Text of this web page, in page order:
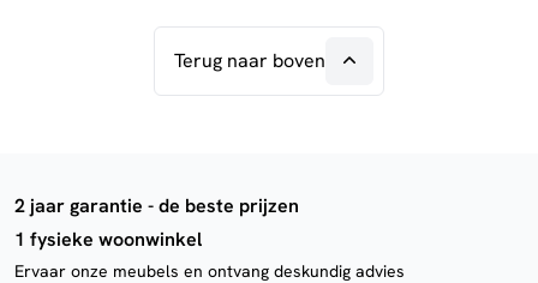
Terug naar boven
2 jaar garantie - de beste prijzen
1 fysieke woonwinkel
Ervaar onze meubels en ontvang deskundig advies